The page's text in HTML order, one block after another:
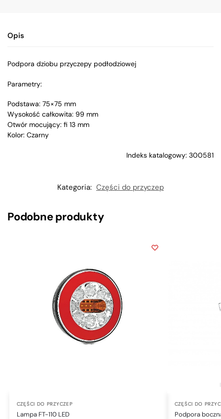
Opis
Podpora dziobu przyczepy podłodziowej
Parametry:
Podstawa: 75×75 mm
Wysokość całkowita: 99 mm
Otwór mocujący: fi 13 mm
Kolor: Czarny
Indeks katalogowy: 300581
Kategoria: Części do przyczep
Podobne produkty
CZĘŚCI DO PRZYCZEP
Lampa FT-110 LED
CZĘŚCI DO
Podpora